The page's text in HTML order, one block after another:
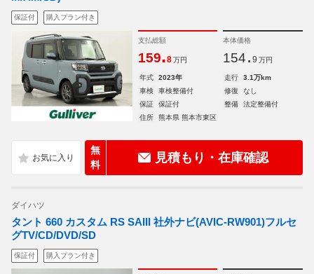
保証付 購入プラン付き
支払総額
159.8 万円
本体価格
154. 9 万円
年式 2023年 走行
3.1万km
車検
車検整備付 修復
なし
保証
保証付 整備
法定整備付
住所
熊本県 熊本市東区
無
料
見積もり・在庫確認
ダイハツ
タント 660 カスタム RS SAIII 社外ナビ(AVIC-RW901)フルセ
グTV/CD/DVD/SD
保証付 購入プラン付き